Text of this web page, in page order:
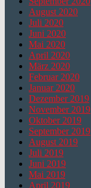
August 2020
Juli 2020
Juni 2020
Mai 2020
April 2020
März 2020
Februar 2020
Januar 2020
Dezember 2019
November 2019
Oktober 2019
September 2019
August 2019
Juli 2019
Juni 2019
Mai 2019
April 2019